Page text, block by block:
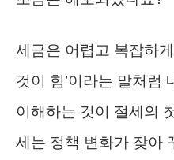
세금은 어렵고 복잡하
것이 힘’이라는 말처럼
이해하는 것이 절세의
세는 정책 변화가 잦아